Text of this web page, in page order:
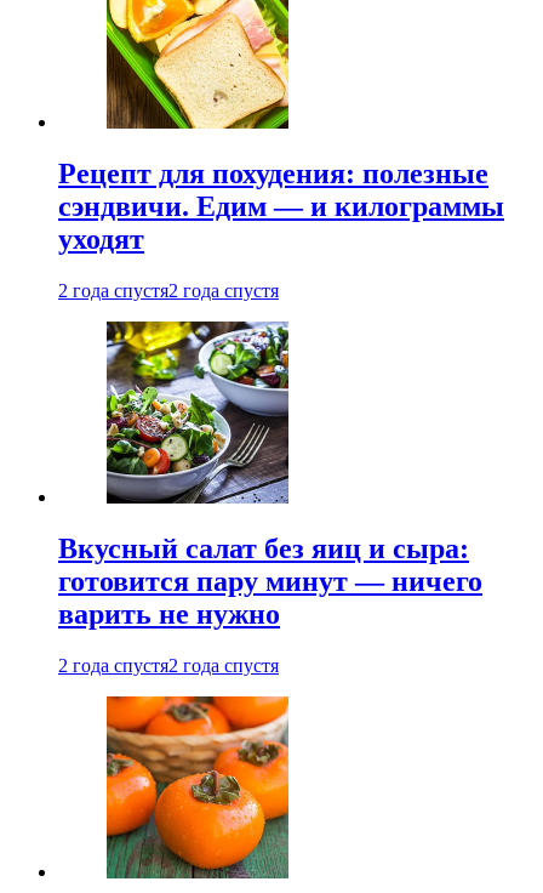
Рецепт для похудения: полезные
сэндвичи. Едим — и килограммы
уходят
2 года спустя2 года спустя
Вкусный салат без яиц и сыра:
готовится пару минут — ничего
варить не нужно
2 года спустя2 года спустя